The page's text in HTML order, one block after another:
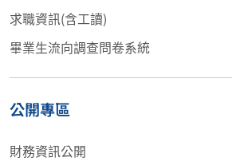
求職資訊(含工讀)
畢業生流向調查問卷系統
公開專區
財務資訊公開